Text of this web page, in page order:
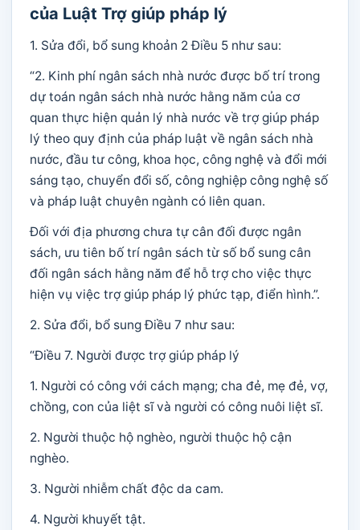
của Luật Trợ giúp pháp lý
1. Sửa đổi, bổ sung khoản 2 Điều 5 như sau:
“2. Kinh phí ngân sách nhà nước được bố trí trong
dự toán ngân sách nhà nước hằng năm của cơ
quan thực hiện quản lý nhà nước về trợ giúp pháp
lý theo quy định của pháp luật về ngân sách nhà
nước, đầu tư công, khoa học, công nghệ và đổi mới
sáng tạo, chuyển đổi số, công nghiệp công nghệ số
và pháp luật chuyên ngành có liên quan.
Đối với địa phương chưa tự cân đối được ngân
sách, ưu tiên bố trí ngân sách từ số bổ sung cân
đối ngân sách hằng năm để hỗ trợ cho việc thực
hiện vụ việc trợ giúp pháp lý phức tạp, điển hình.”.
2. Sửa đổi, bổ sung Điều 7 như sau:
“Điều 7. Người được trợ giúp pháp lý
1. Người có công với cách mạng; cha đẻ, mẹ đẻ, vợ,
chồng, con của liệt sĩ và người có công nuôi liệt sĩ.
2. Người thuộc hộ nghèo, người thuộc hộ cận
nghèo.
3. Người nhiễm chất độc da cam.
4. Người khuyết tật.